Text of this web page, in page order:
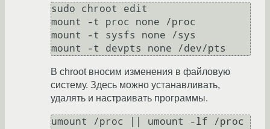
sudo chroot edit
mount -t proc none /proc
mount -t sysfs none /sys
В chroot вносим изменения в файловую
систему. Здесь можно устанавливать,
удалять и настраивать программы.
umount /proc || umount -lf /proc